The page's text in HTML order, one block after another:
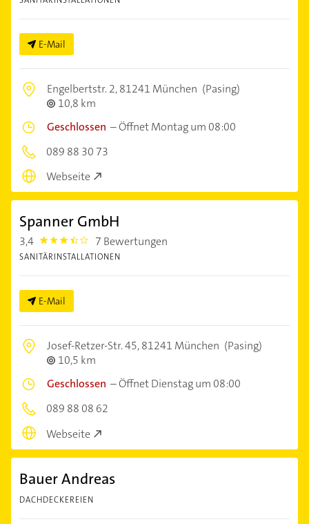
E-Mail
Engelbertstr. 2,81241 München (Pasing)
10,8 km
Geschlossen –Öffnet Montag um 08:00
089 88 30 73
Webseite
Spanner GmbH
3,4 3.4 7 Bewertungen
SANITÄRINSTALLATIONEN
E-Mail
Josef-Retzer-Str. 45,81241 München (Pasing)
10,5 km
Geschlossen –Öffnet Dienstag um 08:00
089 88 08 62
Webseite
Bauer Andreas
DACHDECKEREIEN